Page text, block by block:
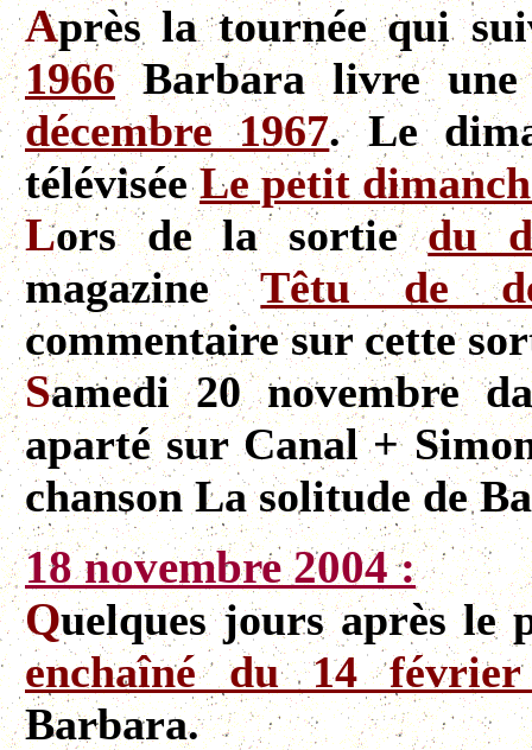
Après la tournée qui
1966Barbara livre
décembre 1967. Le
téléviséeLe petit
Lors de la sortiedu
magazineTêtu de
commentaire sur cette
Samedi 20 novembre
aparté sur Canal +
chanson La solitude de
18 novembre 2004 :
Quelques jours après le
enchaîné du 14 février
Barbara.